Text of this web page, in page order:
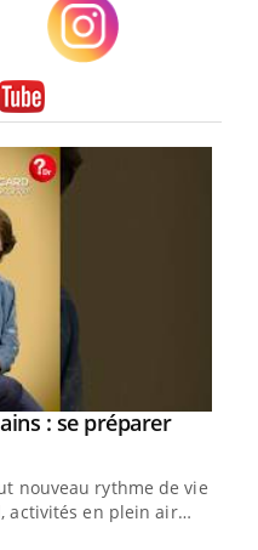
: se préparer
nouveau rythme de vie !
activités en plein air…